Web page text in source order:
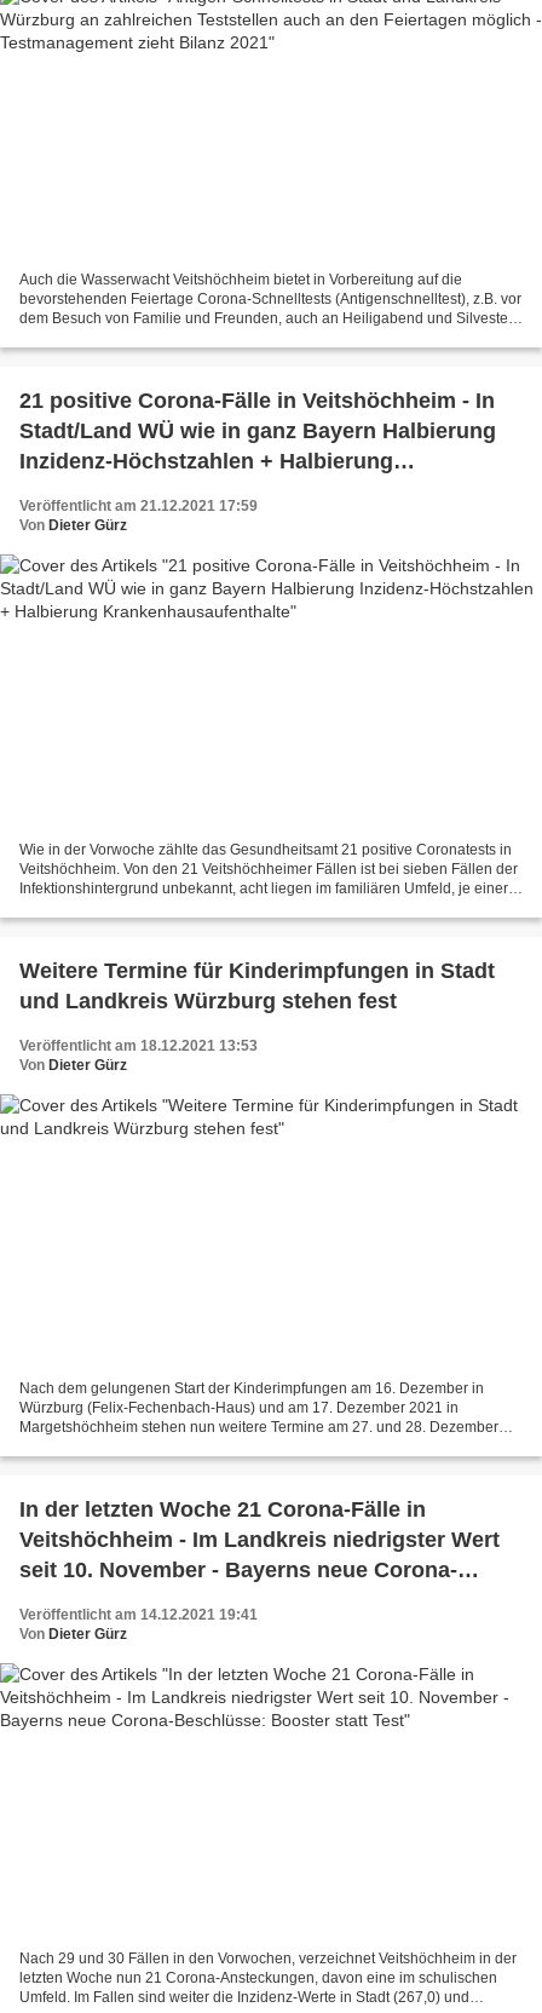
Auch die Wasserwacht Veitshöchheim bietet in Vorbereitung auf die
bevorstehenden Feiertage Corona-Schnelltests (Antigenschnelltest), z.B. vor
dem Besuch von Familie und Freunden, auch an Heiligabend und Silvester
21 positive Corona-Fälle in Veitshöchheim - In
Stadt/Land WÜ wie in ganz Bayern Halbierung
Inzidenz-Höchstzahlen + Halbierung
Veröffentlicht am 21.12.2021 17:59
Von Dieter Gürz
Wie in der Vorwoche zählte das Gesundheitsamt 21 positive Coronatests in
Veitshöchheim. Von den 21 Veitshöchheimer Fällen ist bei sieben Fällen der
Infektionshintergrund unbekannt, acht liegen im familiären Umfeld, je einer
Weitere Termine für Kinderimpfungen in Stadt
und Landkreis Würzburg stehen fest
Veröffentlicht am 18.12.2021 13:53
Von Dieter Gürz
Nach dem gelungenen Start der Kinderimpfungen am 16. Dezember in
Würzburg (Felix-Fechenbach-Haus) und am 17. Dezember 2021 in
Margetshöchheim stehen nun weitere Termine am 27. und 28. Dezember
In der letzten Woche 21 Corona-Fälle in
Veitshöchheim - Im Landkreis niedrigster Wert
seit 10. November - Bayerns neue Corona-
Veröffentlicht am 14.12.2021 19:41
Von Dieter Gürz
Nach 29 und 30 Fällen in den Vorwochen, verzeichnet Veitshöchheim in der
letzten Woche nun 21 Corona-Ansteckungen, davon eine im schulischen
Umfeld. Im Fallen sind weiter die Inzidenz-Werte in Stadt (267,0) und